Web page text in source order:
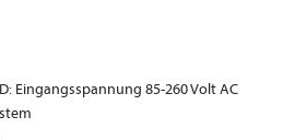
Eingangsspannung 85-260 Volt AC